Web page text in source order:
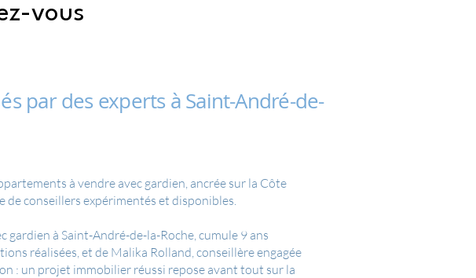
vous
par des experts à Saint-André-de-
à vendre avec gardien, ancrée sur la Côte
de conseillers expérimentés et disponibles.
à Saint-André-de-la-Roche, cumule 9 ans
réalisées, et de Malika Rolland, conseillère engagée
: un projet immobilier réussi repose avant tout sur la